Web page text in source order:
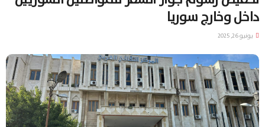
داخل وخارج سوريا
يونيو 26, 2025